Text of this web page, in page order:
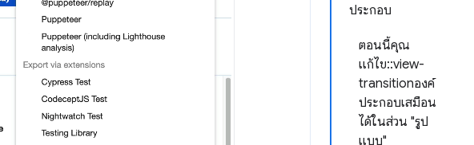
ประกอบ
ตอนนี้คุณ
แก้ไข::view-
transitionองค์
ประกอบเสมือน
ได้ในส่วน "รูป
แบบ"